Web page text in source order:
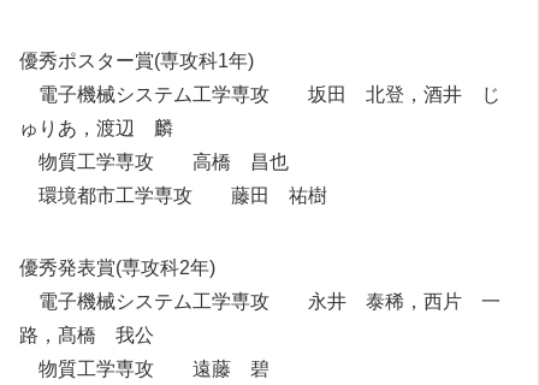
優秀ポスター賞(専攻科1年)
電子機械システム工学専攻 坂田 北登，酒井 じ
ゅりあ，渡辺 麟
物質工学専攻 高橋 昌也
環境都市工学専攻 藤田 祐樹
優秀発表賞(専攻科2年)
電子機械システム工学専攻 永井 泰稀，西片 一
路，髙橋 我公
物質工学専攻 遠藤 碧